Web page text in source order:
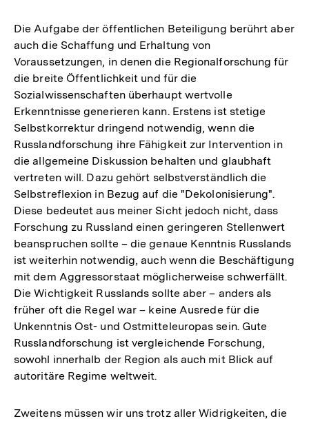
Die Aufgabe der öffentlichen Beteiligung berührt aber
auch die Schaffung und Erhaltung von
Voraussetzungen, in denen die Regionalforschung für
die breite Öffentlichkeit und für die
Sozialwissenschaften überhaupt wertvolle
Erkenntnisse generieren kann. Erstens ist stetige
Selbstkorrektur dringend notwendig, wenn die
Russlandforschung ihre Fähigkeit zur Intervention in
die allgemeine Diskussion behalten und glaubhaft
vertreten will. Dazu gehört selbstverständlich die
Selbstreflexion in Bezug auf die "Dekolonisierung".
Diese bedeutet aus meiner Sicht jedoch nicht, dass
Forschung zu Russland einen geringeren Stellenwert
beanspruchen sollte – die genaue Kenntnis Russlands
ist weiterhin notwendig, auch wenn die Beschäftigung
mit dem Aggressorstaat möglicherweise schwerfällt.
Die Wichtigkeit Russlands sollte aber – anders als
früher oft die Regel war – keine Ausrede für die
Unkenntnis Ost- und Ostmitteleuropas sein. Gute
Russlandforschung ist vergleichende Forschung,
sowohl innerhalb der Region als auch mit Blick auf
autoritäre Regime weltweit.
Zweitens müssen wir uns trotz aller Widrigkeiten, die